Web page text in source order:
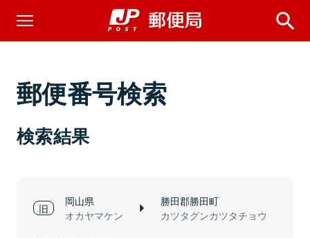
郵便番号検索
検索結果
岡山県
オカヤマケン
勝田郡勝田町
カツタグンカツタチョウ